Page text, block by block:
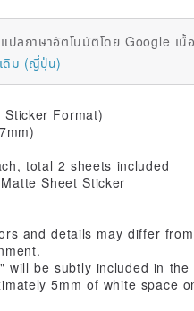
ลภาษาอัตโนมัติโดย Google เนื้
ดิม (ญี่ปุ่น)
Format)
total 2 sheets included
Sheet Sticker
and details may differ
will be subtly included in the
5mm of white space